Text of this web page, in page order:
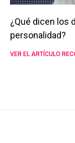
¿Qué dicen los
personalidad?
VER EL ARTÍCULO